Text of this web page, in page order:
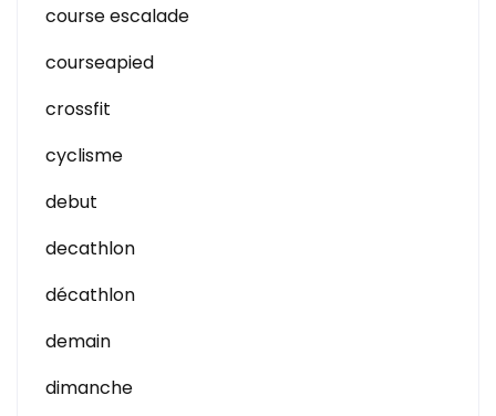
course escalade
courseapied
crossfit
cyclisme
debut
decathlon
décathlon
demain
dimanche